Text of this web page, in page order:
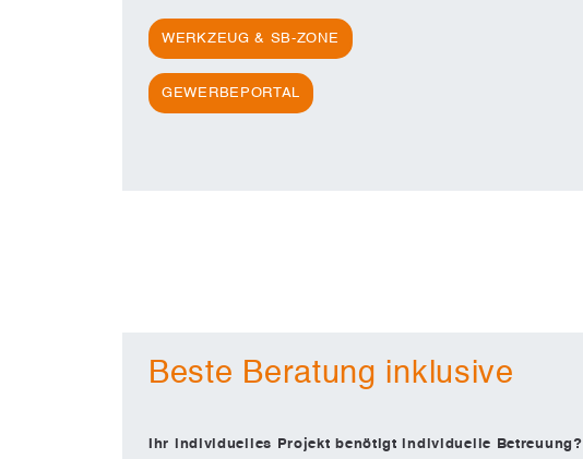
WERKZEUG & SB-ZONE
GEWERBEPORTAL
Beste Beratung inklusive
Ihr individuelles Projekt benötigt individuelle Betreuung?